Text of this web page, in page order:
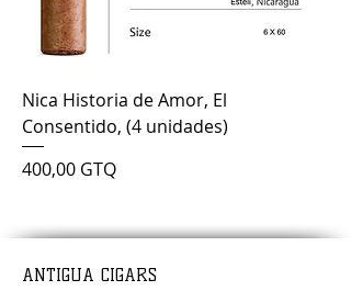
Nica Historia de Amor, El
Consentido, (4 unidades)
Precio
400,00 GTQ
ANTIGUA CIGARS